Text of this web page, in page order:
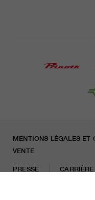
MENTIONS LÉGALES ET
VENTE
PRESSE CARRIÈRE